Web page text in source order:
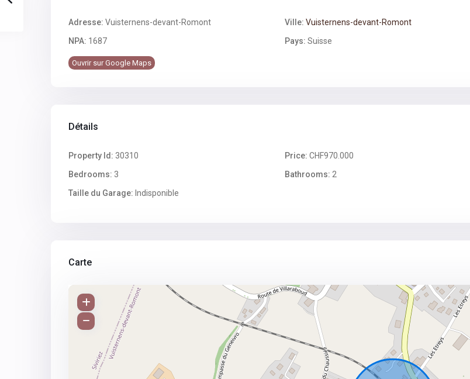
Adresse: Vuisternens-devant-Romont Ville: Vuisternens-devant-Romont
NPA: 1687 Pays: Suisse
Ouvrir sur Google Maps
Détails
Property Id: 30310 Price: CHF970.000
Bedrooms: 3 Bathrooms: 2
Taille du Garage: Indisponible
Carte